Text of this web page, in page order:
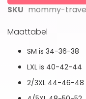
SKU mommy-
Maattabel
SM is 34-36-38
LXL is 40-42-44
2/3XL 44-46-48
afbeeldingen-